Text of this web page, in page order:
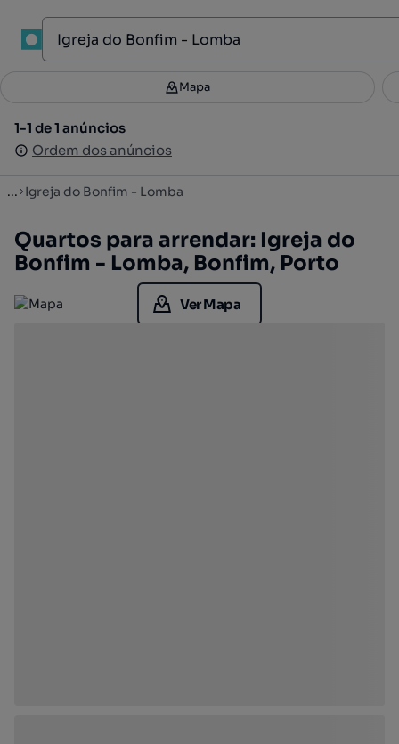
Filtros 3
1-1 de 1 anúncios
Ordem dos anúncios
Mapa
1-1 de 1 anúncios
Ordem dos anúncios
... Igreja do Bonfim - Lomba
Quartos para arrendar: Igreja do
Bonfim - Lomba, Bonfim, Porto
Ver Mapa